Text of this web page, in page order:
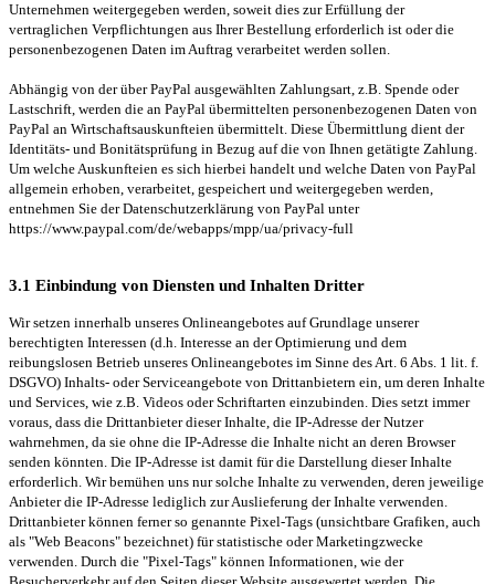
Unternehmen weitergegeben werden, soweit dies zur Erfüllung der
vertraglichen Verpflichtungen aus Ihrer Bestellung erforderlich ist oder die
personenbezogenen Daten im Auftrag verarbeitet werden sollen.
Abhängig von der über PayPal ausgewählten Zahlungsart, z.B. Spende oder
Lastschrift, werden die an PayPal übermittelten personenbezogenen Daten von
PayPal an Wirtschaftsauskunfteien übermittelt. Diese Übermittlung dient der
Identitäts- und Bonitätsprüfung in Bezug auf die von Ihnen getätigte Zahlung.
Um welche Auskunfteien es sich hierbei handelt und welche Daten von PayPal
allgemein erhoben, verarbeitet, gespeichert und weitergegeben werden,
entnehmen Sie der Datenschutzerklärung von PayPal unter
https://www.paypal.com/de/webapps/mpp/ua/privacy-full
3.1 Einbindung von Diensten und Inhalten Dritter
Wir setzen innerhalb unseres Onlineangebotes auf Grundlage unserer
berechtigten Interessen (d.h. Interesse an der Optimierung und dem
reibungslosen Betrieb unseres Onlineangebotes im Sinne des Art. 6 Abs. 1 lit. f.
DSGVO) Inhalts- oder Serviceangebote von Drittanbietern ein, um deren Inhalte
und Services, wie z.B. Videos oder Schriftarten einzubinden. Dies setzt immer
voraus, dass die Drittanbieter dieser Inhalte, die IP-Adresse der Nutzer
wahrnehmen, da sie ohne die IP-Adresse die Inhalte nicht an deren Browser
senden könnten. Die IP-Adresse ist damit für die Darstellung dieser Inhalte
erforderlich. Wir bemühen uns nur solche Inhalte zu verwenden, deren jeweilige
Anbieter die IP-Adresse lediglich zur Auslieferung der Inhalte verwenden.
Drittanbieter können ferner so genannte Pixel-Tags (unsichtbare Grafiken, auch
als "Web Beacons" bezeichnet) für statistische oder Marketingzwecke
verwenden. Durch die "Pixel-Tags" können Informationen, wie der